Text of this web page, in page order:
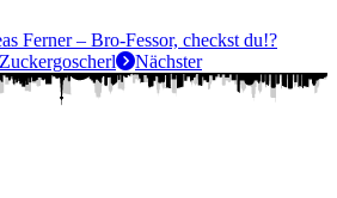
Ferner – Bro-Fessor, checkst du!?
Nächster